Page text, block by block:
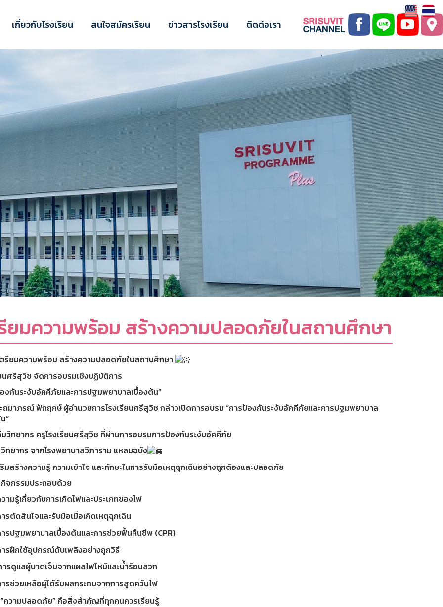
เกี่ยวกับโรงเรียน สนใจสมัครเรียน ข่าวสารโรงเรียน ติดต่อเรา
ยมความพร้อม สร้างความปลอดภัยในสถานศึกษา
รียมความพร้อม สร้างความปลอดภัยในสถานศึกษา
นศรีสุวิช จัดการอบรมเชิงปฏิบัติการ
งกันระงับอัคคีภัยและการปฐมพยาบาลเบื้องต้น”
ถมาภรณ์ ฟักฤกษ์ ผู้อำนวยการโรงเรียนศรีสุวิช กล่าวเปิดการอบรม “การป้องกันระงับอัคคีภัยและการปฐมพยาบาล
”
วิทยากร ครูโรงเรียนศรีสุวิช ที่ผ่านการอบรมการป้องกันระงับอัคคีภัย
ทยากร จากโรงพยาบาลวิภาราม แหลมฉบัง
มสร้างความรู้ ความเข้าใจ และทักษะในการรับมือเหตุฉุกเฉินอย่างถูกต้องและปลอดภัย
จกรรมประกอบด้วย
ามรู้เกี่ยวกับการเกิดไฟและประเภทของไฟ
รตัดสินใจและรับมือเมื่อเกิดเหตุฉุกเฉิน
รปฐมพยาบาลเบื้องต้นและการช่วยฟื้นคืนชีพ (CPR)
รฝึกใช้อุปกรณ์ดับเพลิงอย่างถูกวิธี
รดูแลผู้บาดเจ็บจากแผลไฟไหม้และน้ำร้อนลวก
รช่วยเหลือผู้ได้รับผลกระทบจากการสูดควันไฟ
“ความปลอดภัย” คือสิ่งสำคัญที่ทุกคนควรเรียนรู้